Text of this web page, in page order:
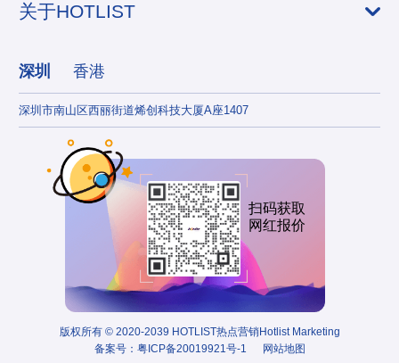
关于HOTLIST
深圳 香港
深圳市南山区西丽街道烯创科技大厦A座1407
扫码获取
网红报价
版权所有 © 2020-2039 HOTLIST热点营销Hotlist Marketing
备案号： 粤ICP备20019921号-1 网站地图